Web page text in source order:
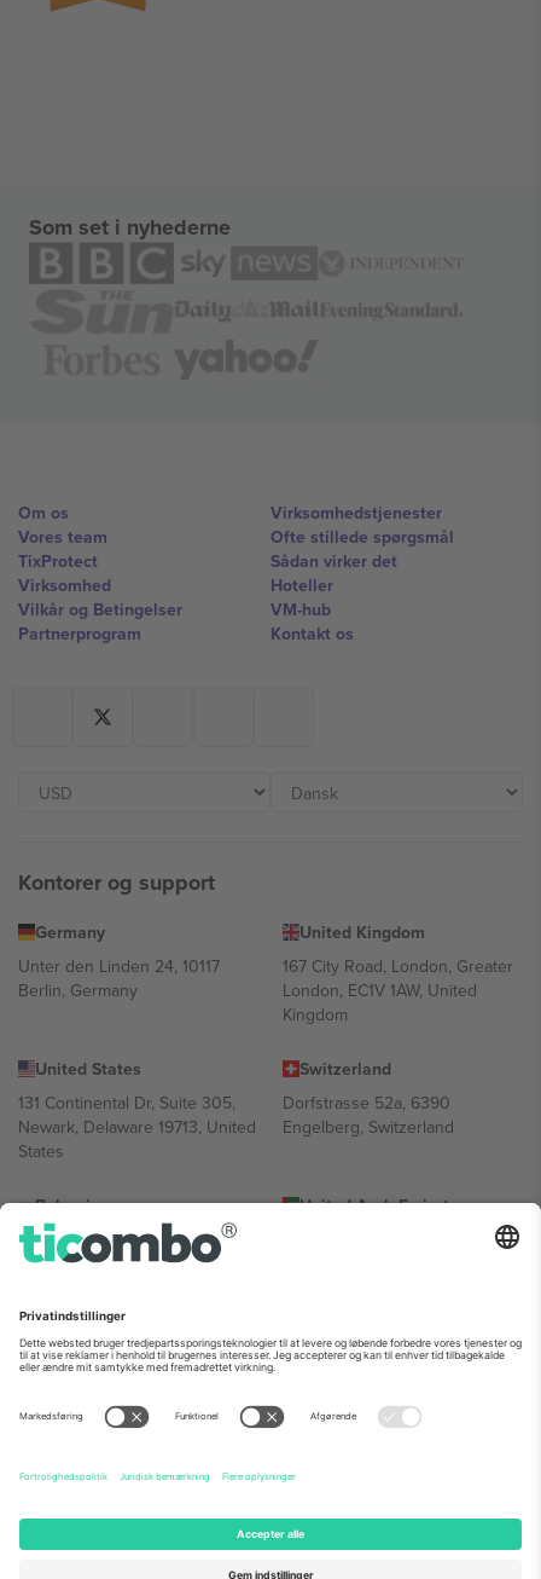
Som set i nyhederne
Om os
Vores team
TixProtect
Virksomhed
Vilkår og Betingelser
Partnerprogram
Virksomhedstjenester
Ofte stillede spørgsmål
Sådan virker det
Hoteller
VM-hub
Kontakt os
Kontorer og support
Germany
Unter den Linden 24, 10117
Berlin, Germany
United Kingdom
167 City Road, London, Greater
London, EC1V 1AW, United
Kingdom
United States
131 Continental Dr, Suite 305,
Newark, Delaware 19713, United
States
Switzerland
Dorfstrasse 52a, 6390
Engelberg, Switzerland
Bulgaria
Regus Sofia City West, bul
Totleben 53-55, 1606 Sofia,
United Arab Emirates
UAE Dubai Silicon Oasis, DDP
Mexico
Av Chapultepec 360, Roma
Norte, Cuauhtémoc, 06700
Ciudad de México, CDMX,
sted, begivenhed og/eller domæne. For detaljer se den specifikke
begivenhedsside, tryk og vilkår.,Virksomhed
Ticombo. Alle rettigheder forbeholdes.